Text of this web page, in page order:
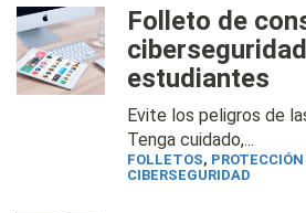
Folleto de
estudiantes
Evite los peligros de
Tenga cuidado,...
FOLLETOS,
CIBERSEGURIDAD